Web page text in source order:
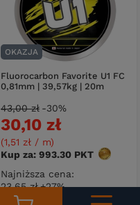
OKAZJA
Fluorocarbon Favorite U1 FC
0,81mm | 39,57kg | 20m
30,10 zł
(1,51 zł / m)
Kup za: 993.30 PKT punktów
Najniższa cena:
23,65 zł+27%
43,00 zł -30%